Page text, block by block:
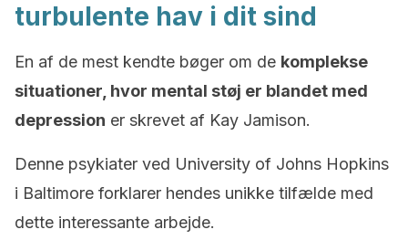
turbulente hav i dit sind
En af de mest kendte bøger om de komplekse
situationer, hvor mental støj er blandet med
depression er skrevet af Kay Jamison.
Denne psykiater ved University of Johns Hopkins
i Baltimore forklarer hendes unikke tilfælde med
dette interessante arbejde.